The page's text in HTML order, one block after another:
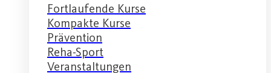
Fortlaufende Kurse
Kompakte Kurse
Prävention
Reha-Sport
Veranstaltungen